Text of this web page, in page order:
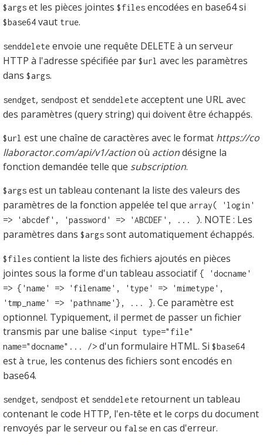
$args et les pièces jointes $files encodées en base64 si
$base64 vaut true.
senddelete envoie une requête DELETE à un serveur
HTTP à l'adresse spécifiée par $url avec les paramètres
dans $args.
sendget, sendpost et senddelete acceptent une URL avec
des paramètres (query string) qui doivent être échappés.
$url est une chaîne de caractères avec le format https://co
llaboractor.com/api/v1/actionoù actiondésigne la
fonction demandée telle que subscription.
$args est un tableau contenant la liste des valeurs des
paramètres de la fonction appelée tel que array( 'login'
=> 'abcdef', 'password' => 'ABCDEF', ... ). NOTE : Les
paramètres dans $args sont automatiquement échappés.
$files contient la liste des fichiers ajoutés en pièces
jointes sous la forme d'un tableau associatif { 'docname'
=> {'name' => 'filename', 'type' => 'mimetype',
'tmp_name' => 'pathname'}, ... }. Ce paramètre est
optionnel. Typiquement, il permet de passer un fichier
transmis par une balise <input type="file"
name="docname"... /> d'un formulaire HTML. Si $base64
est à true, les contenus des fichiers sont encodés en
base64.
sendget, sendpost et senddelete retournent un tableau
contenant le code HTTP, l'en-tête et le corps du document
renvoyés par le serveur ou false en cas d'erreur.